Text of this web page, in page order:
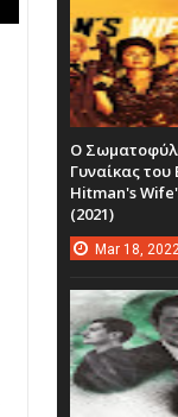
Ο
Γυναίκας του
Hitman's
(2021)
Mar 18,